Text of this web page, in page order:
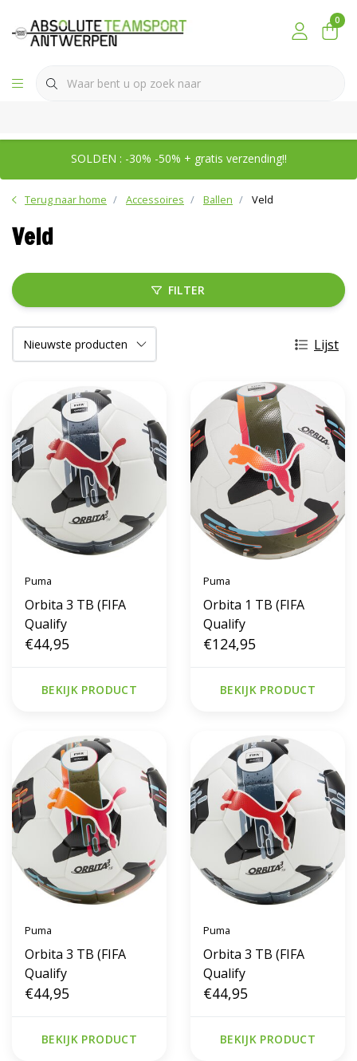
0
SOLDEN : -30% -50% + gratis verzending!!
Terug naar home Accessoires Ballen Veld
Veld
FILTER
Lijst
Puma
Orbita 3 TB (FIFA
Qualify
€44,95
BEKIJK PRODUCT
Puma
Orbita 1 TB (FIFA
Qualify
€124,95
BEKIJK PRODUCT
Puma
Orbita 3 TB (FIFA
Qualify
€44,95
BEKIJK PRODUCT
Puma
Orbita 3 TB (FIFA
Qualify
€44,95
BEKIJK PRODUCT